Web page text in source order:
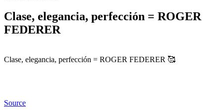
Clase, elegancia, perfección = ROGER
FEDERER
Clase, elegancia, perfección = ROGER FEDERER 🥰
Source